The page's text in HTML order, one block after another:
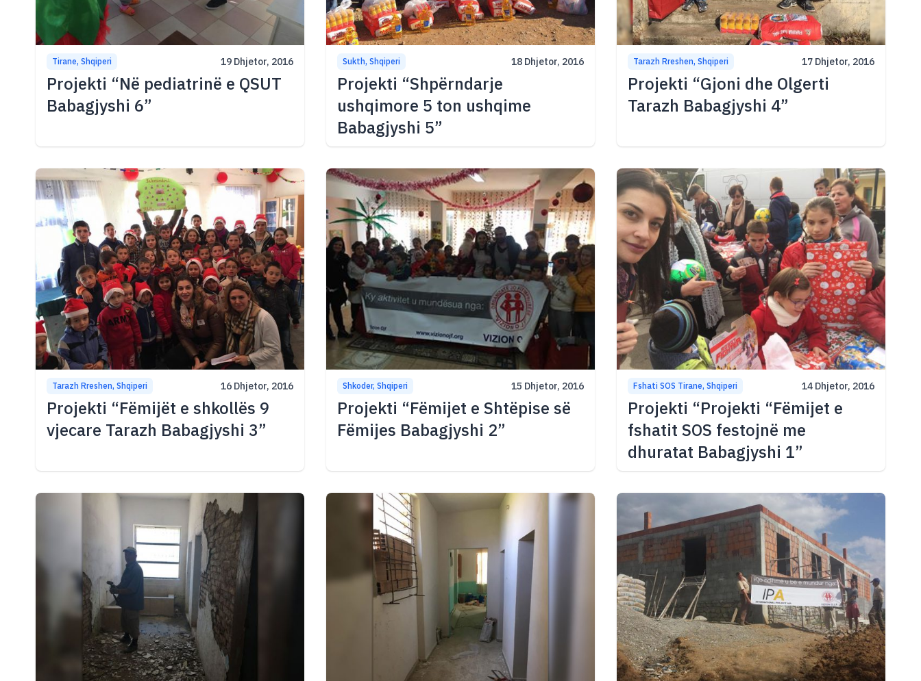
Tirane, Shqiperi 19 Dhjetor, 2016
Projekti “Në pediatrinë e QSUT
Babagjyshi 6”
Sukth, Shqiperi 18 Dhjetor, 2016
Projekti “Shpërndarje
ushqimore 5 ton ushqime
Babagjyshi 5”
Tarazh Rreshen, Shqiperi 17 Dhjetor, 2016
Projekti “Gjoni dhe Olgerti
Tarazh Babagjyshi 4”
Tarazh Rreshen, Shqiperi 16 Dhjetor, 2016
Projekti “Fëmijët e shkollës 9
vjecare Tarazh Babagjyshi 3”
Shkoder, Shqiperi 15 Dhjetor, 2016
Projekti “Fëmijet e Shtëpise së
Fëmijes Babagjyshi 2”
Fshati SOS Tirane, Shqiperi 14 Dhjetor, 2016
Projekti “Projekti “Fëmijet e
fshatit SOS festojnë me
dhuratat Babagjyshi 1”